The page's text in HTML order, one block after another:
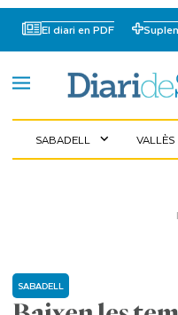
El diari en PDF
SABADELL expand_more VALLÈS
SABADELL